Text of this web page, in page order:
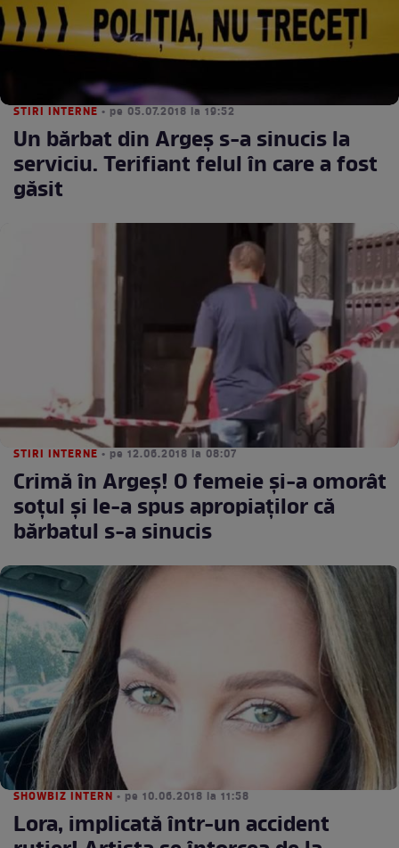
STIRI INTERNE • pe 05.07.2018 la 19:52
Un bărbat din Argeş s-a sinucis la
serviciu. Terifiant felul în care a fost
găsit
STIRI INTERNE • pe 12.06.2018 la 08:07
Crimă în Argeş! O femeie şi-a omorât
soţul şi le-a spus apropiaţilor că
bărbatul s-a sinucis
SHOWBIZ INTERN • pe 10.06.2018 la 11:58
Lora, implicată într-un accident